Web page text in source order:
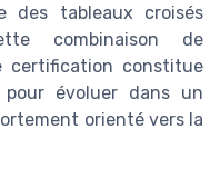
des tableaux croisés
combinaison de
certification constitue
évoluer dans un
orienté vers la